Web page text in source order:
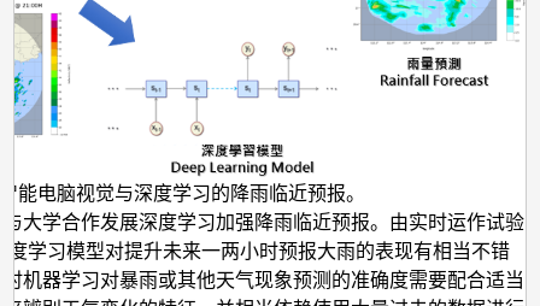
能电脑视觉与深度学习的降雨临近预报。
大学合作发展深度学习加强降雨临近预报。由实时运作试验
度学习模型对提升未来一两小时预报大雨的表现有相当不错
机器学习对暴雨或其他天气现象预测的准确度需要配合适当